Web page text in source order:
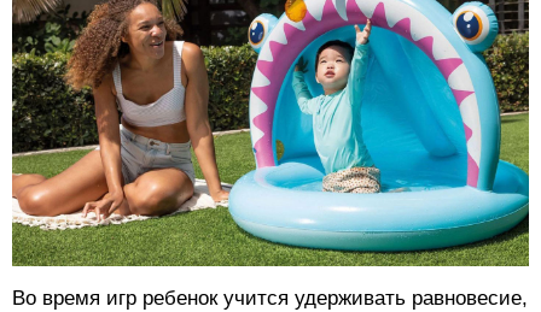
Во время игр ребенок учится удерживать равновесие,